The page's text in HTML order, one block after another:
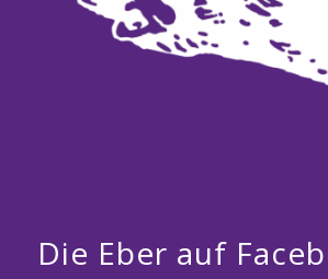
Die Eber auf